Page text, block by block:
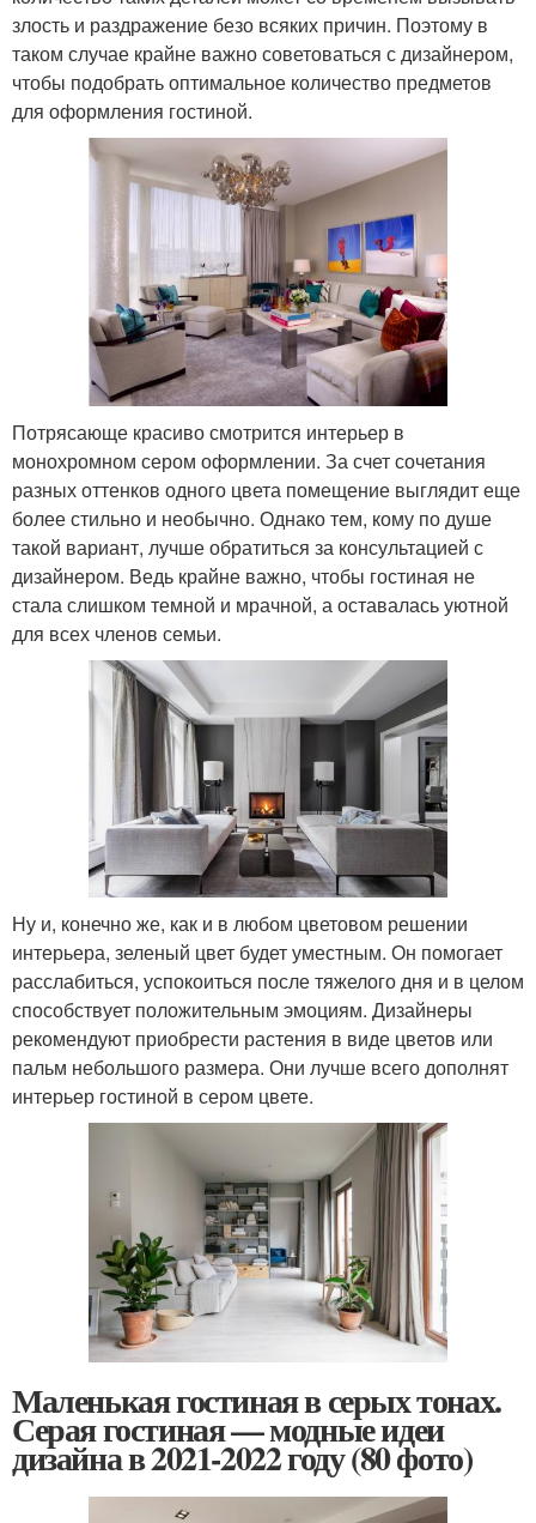
злость и раздражение безо всяких причин. Поэтому в
таком случае крайне важно советоваться с дизайнером,
чтобы подобрать оптимальное количество предметов
для оформления гостиной.
Потрясающе красиво смотрится интерьер в
монохромном сером оформлении. За счет сочетания
разных оттенков одного цвета помещение выглядит еще
более стильно и необычно. Однако тем, кому по душе
такой вариант, лучше обратиться за консультацией с
дизайнером. Ведь крайне важно, чтобы гостиная не
стала слишком темной и мрачной, а оставалась уютной
для всех членов семьи.
Ну и, конечно же, как и в любом цветовом решении
интерьера, зеленый цвет будет уместным. Он помогает
расслабиться, успокоиться после тяжелого дня и в целом
способствует положительным эмоциям. Дизайнеры
рекомендуют приобрести растения в виде цветов или
пальм небольшого размера. Они лучше всего дополнят
интерьер гостиной в сером цвете.
Маленькая гостиная в серых тонах.
Серая гостиная — модные идеи
дизайна в 2021-2022 году (80 фото)